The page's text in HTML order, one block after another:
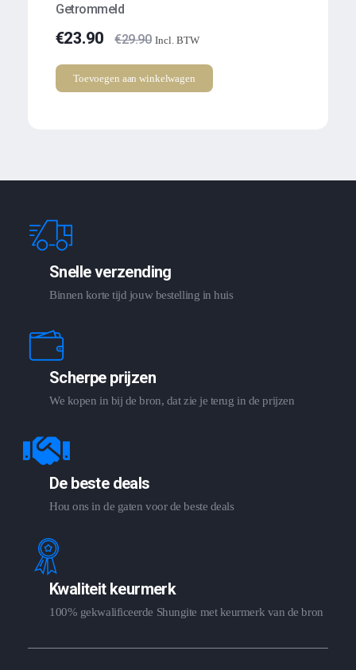
Getrommeld
€23.90 €29.90 Incl. BTW
Toevoegen aan winkelwagen
Snelle verzending
Binnen korte tijd jouw bestelling in huis
Scherpe prijzen
We kopen in bij de bron, dat zie je terug in de prijzen
De beste deals
Hou ons in de gaten voor de beste deals
Kwaliteit keurmerk
100% gekwalificeerde Shungite met keurmerk van de bron